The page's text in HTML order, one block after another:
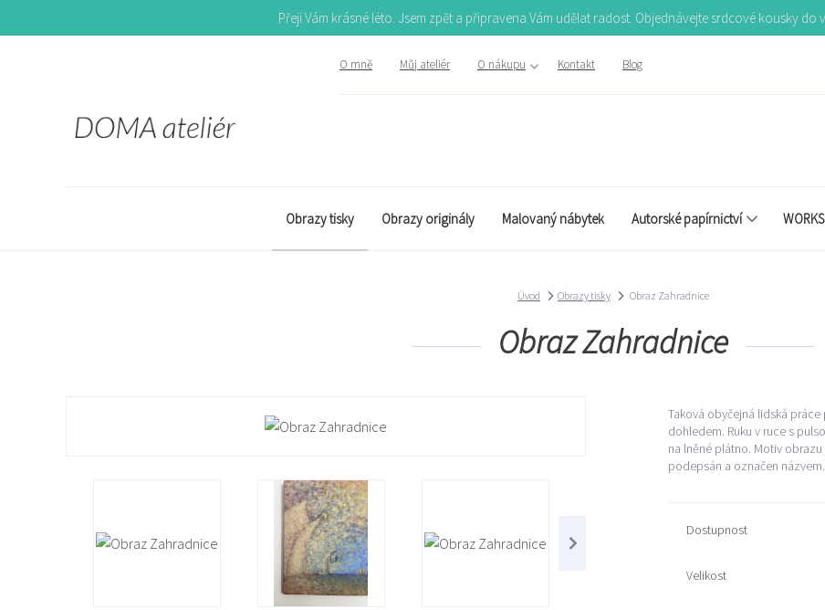
Přeji Vám krásné léto. Jsem zpět a připravena Vám udělat radost. Objednávejte srdcové kousky do
O mně Můj ateliér O nákupu Kontakt Blog
Obrazy tisky Obrazy originály Malovaný nábytek Autorské papírnictví
Úvod Obrazy tisky Obraz Zahradnice
Obraz Zahradnice
Taková obyčejná lidská
dohledem. Ruku v ruce s
na lněné plátno. Motiv
podepsán a označen názvem.
Dostupnost
Velikost